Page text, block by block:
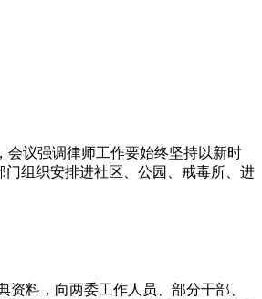
会议强调律师工作要始终坚持以新时
组织安排进社区、公园、戒毒所、进
料，向两委工作人员、部分干部、